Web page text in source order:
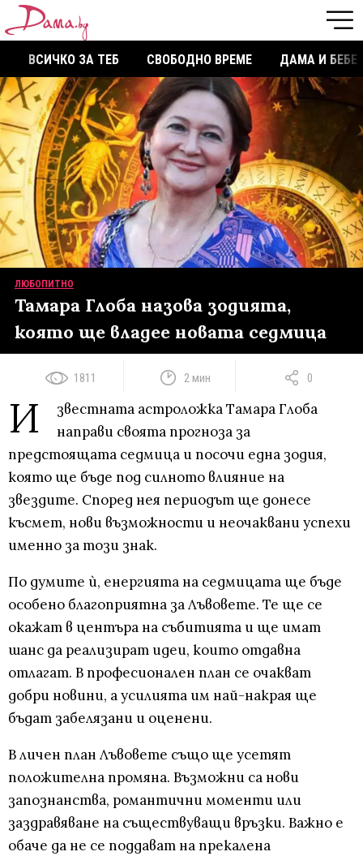
ВСИЧКО ЗА ТЕБ СВОБОДНО ВРЕМЕ ДАМА И БЕБЕ
ЛЮБОПИТНО
Тамара Глоба назова зодията,
която ще владее новата седмица
1811 2 мин 0
И
звестната астроложка Тамара Глоба
направи своята прогноза за
предстоящата седмица и посочи една зодия,
която ще бъде под силното влияние на
звездите. Според нея периодът ще донесе
късмет, нови възможности и неочаквани успехи
именно за този знак.
По думите ѝ, енергията на седмицата ще бъде
особено благоприятна за Лъвовете. Те ще се
окажат в центъра на събитията и ще имат
шанс да реализират идеи, които отдавна
отлагат. В професионален план се очакват
добри новини, а усилията им най-накрая ще
бъдат забелязани и оценени.
В личен план Лъвовете също ще усетят
положителна промяна. Възможни са нови
запознанства, романтични моменти или
заздравяване на съществуващи връзки. Важно е
обаче да не се поддават на прекалена